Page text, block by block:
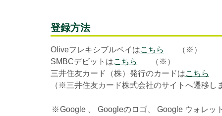
登録方法
Oliveフレキシブルペイはこちら
（※）
SMBCデビットはこちら
（※）
三井住友カード（株）発行のカードはこちら
（※三井住友カード株式会社のサイトへ遷移し
※Google 、 Googleのロゴ、 Google ウォレッ